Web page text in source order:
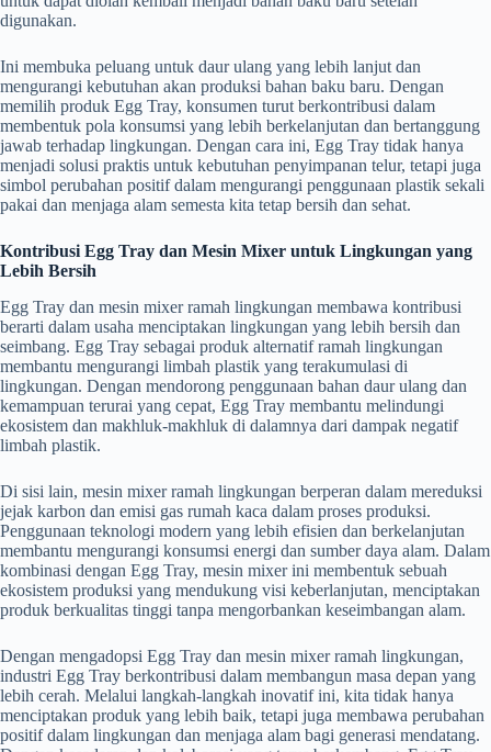
digunakan.
Ini membuka peluang untuk daur ulang yang lebih lanjut dan
mengurangi kebutuhan akan produksi bahan baku baru. Dengan
memilih produk Egg Tray, konsumen turut berkontribusi dalam
membentuk pola konsumsi yang lebih berkelanjutan dan bertanggung
jawab terhadap lingkungan. Dengan cara ini, Egg Tray tidak hanya
menjadi solusi praktis untuk kebutuhan penyimpanan telur, tetapi juga
simbol perubahan positif dalam mengurangi penggunaan plastik sekali
pakai dan menjaga alam semesta kita tetap bersih dan sehat.
Kontribusi Egg Tray dan Mesin Mixer untuk Lingkungan yang
Lebih Bersih
Egg Tray dan mesin mixer ramah lingkungan membawa kontribusi
berarti dalam usaha menciptakan lingkungan yang lebih bersih dan
seimbang. Egg Tray sebagai produk alternatif ramah lingkungan
membantu mengurangi limbah plastik yang terakumulasi di
lingkungan. Dengan mendorong penggunaan bahan daur ulang dan
kemampuan terurai yang cepat, Egg Tray membantu melindungi
ekosistem dan makhluk-makhluk di dalamnya dari dampak negatif
limbah plastik.
Di sisi lain, mesin mixer ramah lingkungan berperan dalam mereduksi
jejak karbon dan emisi gas rumah kaca dalam proses produksi.
Penggunaan teknologi modern yang lebih efisien dan berkelanjutan
membantu mengurangi konsumsi energi dan sumber daya alam. Dalam
kombinasi dengan Egg Tray, mesin mixer ini membentuk sebuah
ekosistem produksi yang mendukung visi keberlanjutan, menciptakan
produk berkualitas tinggi tanpa mengorbankan keseimbangan alam.
Dengan mengadopsi Egg Tray dan mesin mixer ramah lingkungan,
industri Egg Tray berkontribusi dalam membangun masa depan yang
lebih cerah. Melalui langkah-langkah inovatif ini, kita tidak hanya
menciptakan produk yang lebih baik, tetapi juga membawa perubahan
positif dalam lingkungan dan menjaga alam bagi generasi mendatang.